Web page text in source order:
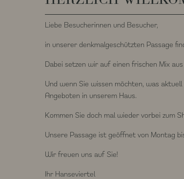
Liebe Besucherinnen und Besucher,
in unserer denkmalgeschützten Passage
Dabei setzen wir auf einen frischen Mix
Und wenn Sie wissen möchten, was
Angeboten in unserem Haus.
Kommen Sie doch mal wieder vorbei zum
Unsere Passage ist geöffnet von Montag
Wir freuen uns auf Sie!
Ihr Hanseviertel